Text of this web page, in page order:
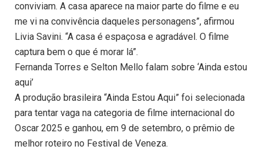
conviviam. A casa aparece na maior parte do filme e eu
me vi na convivência daqueles personagens”, afirmou
Livia Savini. “A casa é espaçosa e agradável. O filme
captura bem o que é morar lá”.
Fernanda Torres e Selton Mello falam sobre ‘Ainda estou
aqui’
A produção brasileira “Ainda Estou Aqui” foi selecionada
para tentar vaga na categoria de filme internacional do
Oscar 2025 e ganhou, em 9 de setembro, o prêmio de
melhor roteiro no Festival de Veneza.